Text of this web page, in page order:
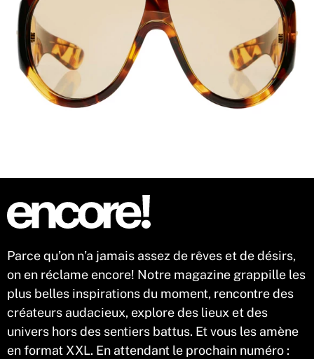
Parce qu’on n’a jamais assez de rêves et de désirs,
on en réclame encore! Notre magazine grappille les
plus belles inspirations du moment, rencontre des
créateurs audacieux, explore des lieux et des
univers hors des sentiers battus. Et vous les amène
en format XXL. En attendant le prochain numéro :